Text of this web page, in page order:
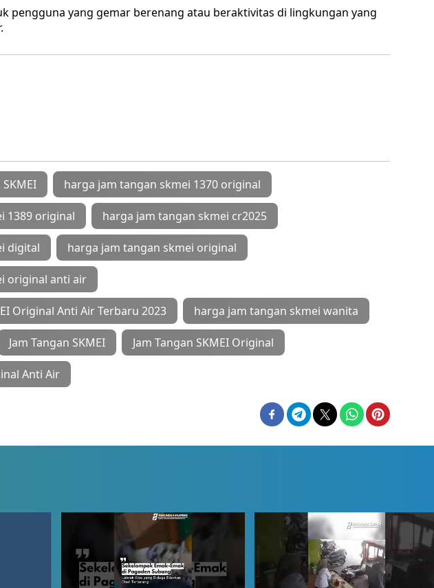
pengguna yang gemar berenang atau beraktivitas di lingkungan yang
harga jam tangan skmei 1370 original
1389 original harga jam tangan skmei cr2025
digital harga jam tangan skmei original
original anti air
Original Anti Air Terbaru 2023 harga jam tangan skmei wanita
Jam Tangan SKMEI Jam Tangan SKMEI Original
Anti Air